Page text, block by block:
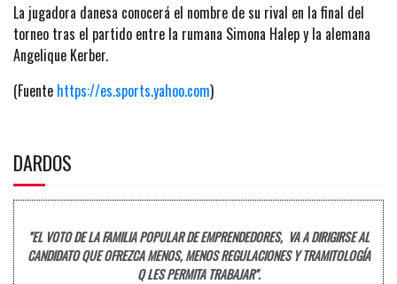
La jugadora danesa conocerá el nombre de su rival en la final del
torneo tras el partido entre la rumana Simona Halep y la alemana
Angelique Kerber.
(Fuente https://es.sports.yahoo.com)
DARDOS
"EL VOTO DE LA FAMILIA POPULAR DE EMPRENDEDORES, VA A DIRIGIRSE AL
CANDIDATO QUE OFREZCA MENOS, MENOS REGULACIONES Y TRAMITOLOGÍA
Q LES PERMITA TRABAJAR".